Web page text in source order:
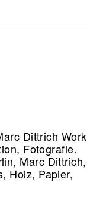
Dittrich Work
Fotografie.
Marc Dittrich,
Holz, Papier,